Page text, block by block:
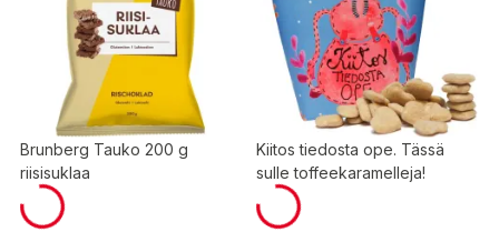
Brunberg Tauko 200 g
riisisuklaa
Kiitos tiedosta ope. Tässä
sulle toffeekaramelleja!